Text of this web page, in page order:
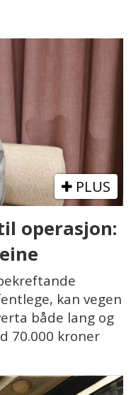
PLUS
operasjon:
kan vegen
både lang og
70.000 kroner